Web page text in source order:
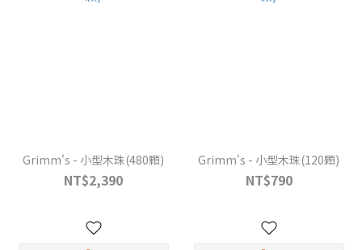
Grimm's - 小型木珠(480顆)
NT$2,390
Grimm's - 小型木珠(120顆)
NT$790